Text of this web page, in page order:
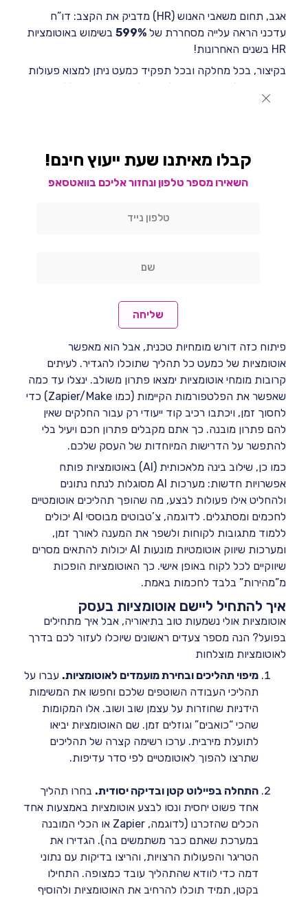
אגב, תחום משאבי האנוש (HR) מדביק את הקצב: דו”ח
עדכני הראה עלייה מסחררת של599% בשימוש באוטומציות
HR בשנים האחרונות!
בקיצור, בכל מחלקה ובכל תפקיד כמעט ניתן למצוא פעולות
שחוזרות על עצמן ואפשר להפוך לאוטומטיות. הכלל המנחה
הוא חפשו את נקודות הכאב שבהן מבוזבז זמן יקר או
פיתוח אוטומציות מותאמות אישית
מעבר לכלים הקיימים
“מהקופסה”. זה יכול לקרות אם יש לכם מערכות פנימיות
Process Automation) כדי לבצע פעולות באופן אוטומטי
במערכות שאין להן חיבור פתוח.
פיתוח כזה דורש מומחיות טכנית, אבל הוא מאפשר
אוטומציות של כמעט כל תהליך שתוכלו להגדיר. לעיתים
קרובות מומחי אוטומציות ימצאו פתרון משולב. ינצלו עד כמה
שאפשר את הפלטפורמות הקיימות (כמו Zapier/Make) כדי
לחסוך זמן, ויכתבו רכיב קוד ייעודי רק עבור החלקים שאין
להם פתרון מובנה. כך אתם מקבלים פתרון חכם ויעיל בלי
להתפשר על הדרישות המיוחדות של העסק שלכם.
כמו כן, שילוב בינה מלאכותית (AI) באוטומציות פותח
אפשרויות חדשות: מערכות AI מסוגלות לנתח נתונים
ולהחליט אילו פעולות לבצע, מה שהופך תהליכים אוטומטיים
לחכמים ומסתגלים. לדוגמה, צ’טבוטים מבוססי AI יכולים
ללמוד מתגובות לקוחות ולשפר את המענה לאורך זמן,
ומערכות שיווק אוטומטיות מונעות AI יכולות להתאים מסרים
שיווקיים לכל לקוח באופן אישי. כך האוטומציות הופכות
מ”מהירות” בלבד לחכמות באמת.
איך להתחיל ליישם אוטומציות בעסק
אוטומציות אולי נשמעות טוב בתיאוריה, אבל איך מתחילים
בפועל? הנה מספר צעדים ראשונים שיוכלו לעזור לכם בדרך
לאוטומציות מוצלחות
מיפוי תהליכים ובחירת מועמדים לאוטומציות. עברו על
תהליכי העבודה השוטפים שלכם וחפשו את המשימות
הידניות שחוזרות על עצמן שוב ושוב. אלו המקומות
שהכי “כואבים” וגוזלים זמן. שם האוטומציות יביאו
לתועלת מירבית. ערכו רשימה קצרה של תהליכים
שתרצו להפוך לאוטומטיים לפי סדר עדיפות.
התחלה בפיילוט קטן ובדיקה יסודית. בחרו תהליך
אחד פשוט יחסית ונסו לבצע אוטומציות באמצעות אחד
הכלים שהזכרנו (לדוגמה, Zapier או הכלי המובנה
במערכת שאתם כבר משתמשים בה). הגדירו את
הטריגר והפעולות הרצויות, והריצו בדיקות עם נתוני
דמה כדי לוודא שהתהליך עובד כמצופה. התחילו
בקטן, תמיד תוכלו להרחיב את האוטומציות ולהוסיף
קבלו מאיתנו שעת ייעוץ חינם!
השאירו מספר טלפון ונחזור אליכם בוואטסאפ
שליחה